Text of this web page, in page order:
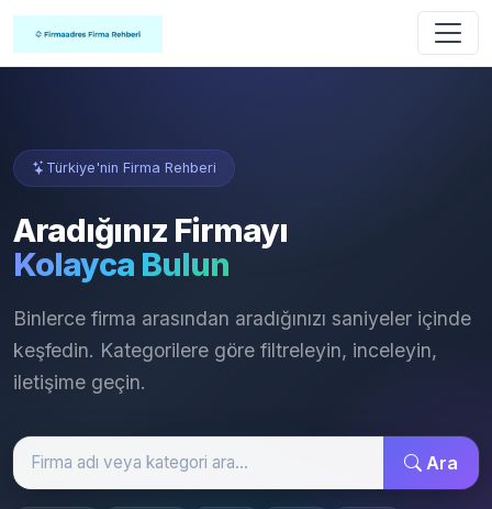
Türkiye'nin Firma Rehberi
Aradığınız Firmayı
Kolayca Bulun
Binlerce firma arasından aradığınızı saniyeler içinde
keşfedin. Kategorilere göre filtreleyin, inceleyin,
iletişime geçin.
Ara